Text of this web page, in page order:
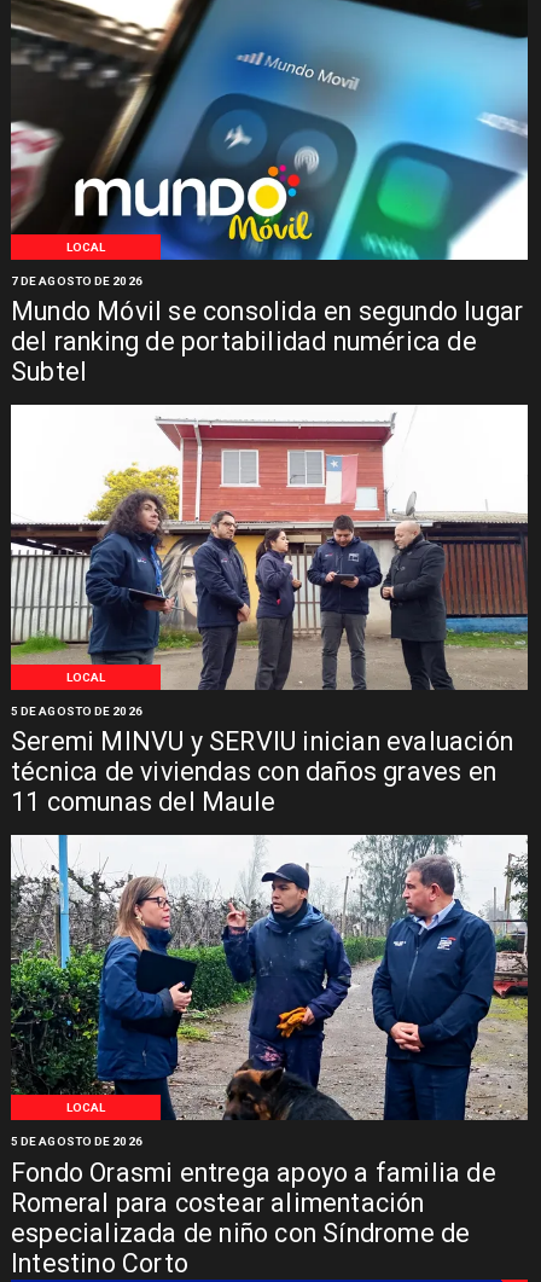
LOCAL
Mundo Móvil se consolida en segundo lugar
del ranking de portabilidad numérica de
Subtel
7 DE AGOSTO DE 2026
LOCAL
Seremi MINVU y SERVIU inician evaluación
técnica de viviendas con daños graves en
11 comunas del Maule
5 DE AGOSTO DE 2026
LOCAL
Fondo Orasmi entrega apoyo a familia de
Romeral para costear alimentación
especializada de niño con Síndrome de
Intestino Corto
5 DE AGOSTO DE 2026